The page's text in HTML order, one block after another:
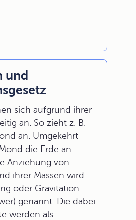
und
sich aufgrund ihrer
an. So zieht z. B.
an. Umgekehrt
die Erde an.
Anziehung von
ihrer Massen wird
oder Gravitation
genannt. Die dabei
werden als